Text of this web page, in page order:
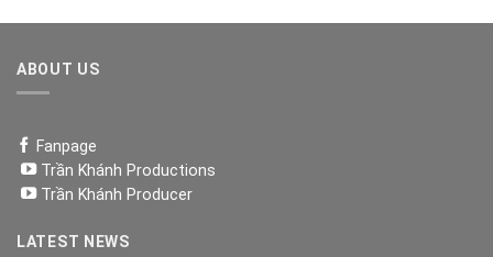
ABOUT US
Fanpage
Trần Khánh Productions
Trần Khánh Producer
LATEST NEWS